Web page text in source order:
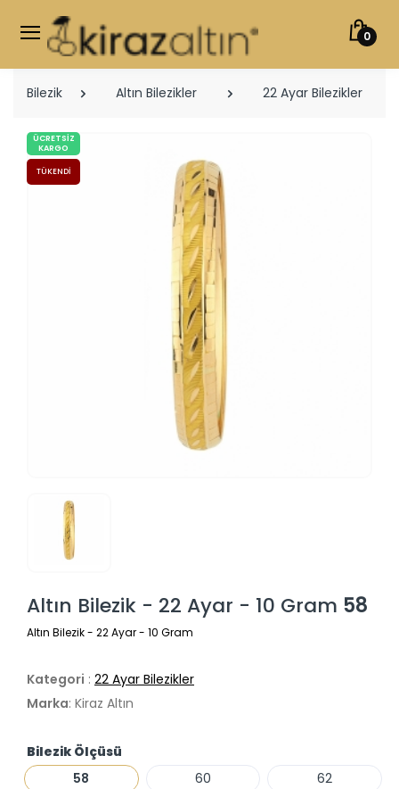
0
Bilezik Altın Bilezikler 22 Ayar Bilezikler
ÜCRETSIZ
KARGO
TÜKENDI
Altın Bilezik - 22 Ayar - 10 Gram 58
Altın Bilezik - 22 Ayar - 10 Gram
Kategori : 22 Ayar Bilezikler
Marka: Kiraz Altın
Bilezik Ölçüsü
58
60 62